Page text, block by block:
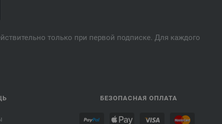
только при первой подписке. Для каждого
БЕЗОПАСНАЯ ОПЛАТА